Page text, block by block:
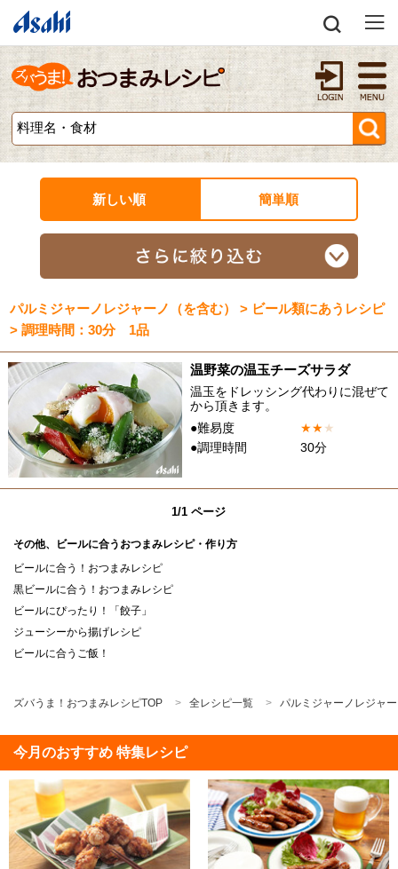
新しい順 簡単順
パルミジャーノレジャーノ（を含む） > ビール類にあうレシピ
> 調理時間：30分 1品
温野菜の温玉チーズサラダ
温玉をドレッシング代わりに混ぜて
から頂きます。
●難易度
★★★
●調理時間
30分
1/1 ページ
その他、ビールに合うおつまみレシピ・作り方
ビールに合う！おつまみレシピ
黒ビールに合う！おつまみレシピ
ビールにぴったり！「餃子」
ジューシーから揚げレシピ
ビールに合うご飯！
ズバうま！おつまみレシピTOP 全レシピ一覧 パルミジャーノレジャ
今月のおすすめ 特集レシピ